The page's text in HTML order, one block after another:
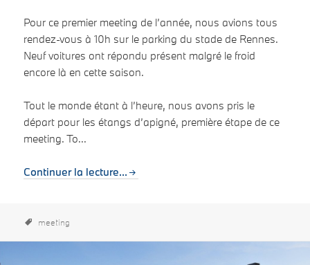
Pour ce premier meeting de l’année, nous avions tous
rendez-vous à 10h sur le parking du stade de Rennes.
Neuf voitures ont répondu présent malgré le froid
encore là en cette saison.
Tout le monde étant à l’heure, nous avons pris le
départ pour les étangs d’apigné, première étape de ce
meeting. To...
Continuer la lecture...
meeting